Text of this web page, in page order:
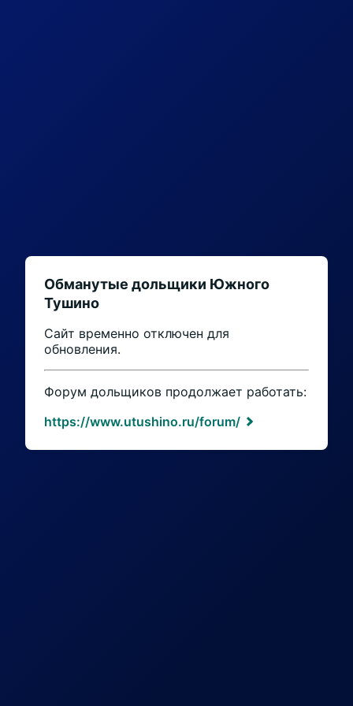
Обманутые дольщики Южного
Тушино
Сайт временно отключен для
обновления.
Форум дольщиков продолжает работать:
https://www.utushino.ru/forum/